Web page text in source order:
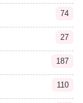
74
27
187
110